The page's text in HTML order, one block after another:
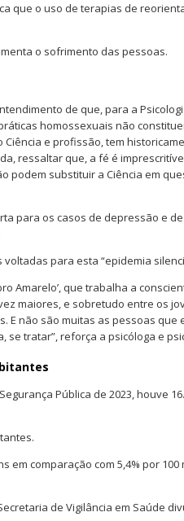
que o uso de terapias de
o sofrimento das pessoas.
de que, para a
homossexuais não
Ciência e profissão, tem
ressaltar que, a fé é
podem substituir a Ciência em
para os casos de depressão e
voltadas para esta “epidemia
Amarelo’, que trabalha a
maiores, e sobretudo entre os
E não são muitas as pessoas que
se tratar”, reforça a psicóloga e
Pública de 2023, houve
em comparação com 5,4% por
de Vigilância em Saúde